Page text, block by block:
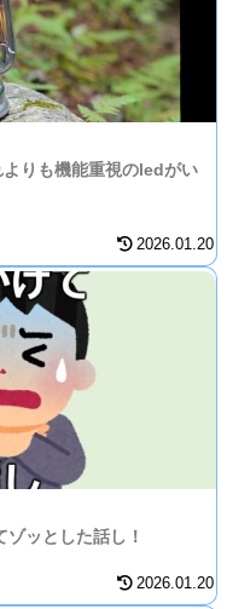
りも機能重視のledがい
2026.01.20
ッとした話し！
2026.01.20